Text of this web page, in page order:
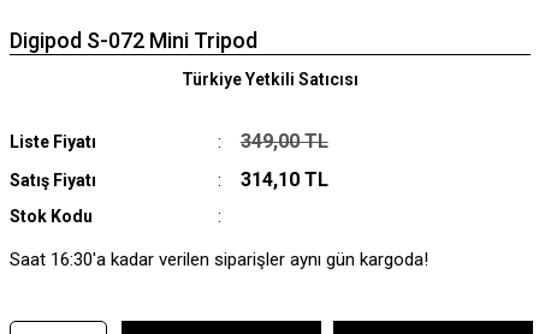
Digipod S-072 Mini Tripod
Liste Fiyatı 349,00 TL
Satış Fiyatı 314,10 TL
Stok Kodu
Türkiye Yetkili Satıcısı
Saat 16:30'a kadar verilen siparişler aynı gün kargoda!